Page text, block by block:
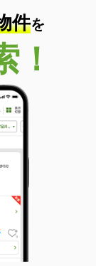
件を
！